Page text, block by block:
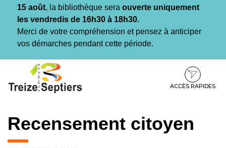
15 août, la bibliothèque sera ouverte uniquement
les vendredis de 16h30 à 18h30.
Merci de votre compréhension et pensez à anticiper
vos démarches pendant cette période.
contenu
pied
ACCÈS RAPIDES
Recensement citoyen